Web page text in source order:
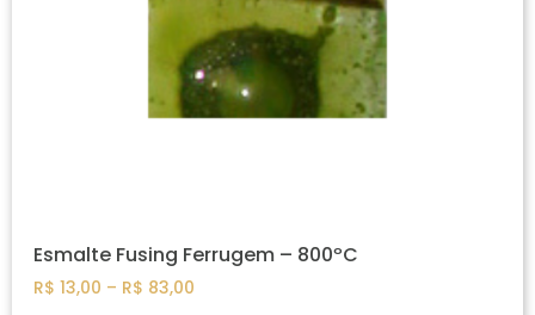
Esmalte Fusing Ferrugem – 800ºC
R$ 13,00 – R$ 83,00